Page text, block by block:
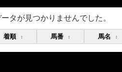
ータが見つかりませんでした。
着順 ↕ 馬番 ↕ 馬名 ↕